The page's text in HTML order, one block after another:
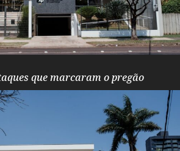
que marcaram o pregão